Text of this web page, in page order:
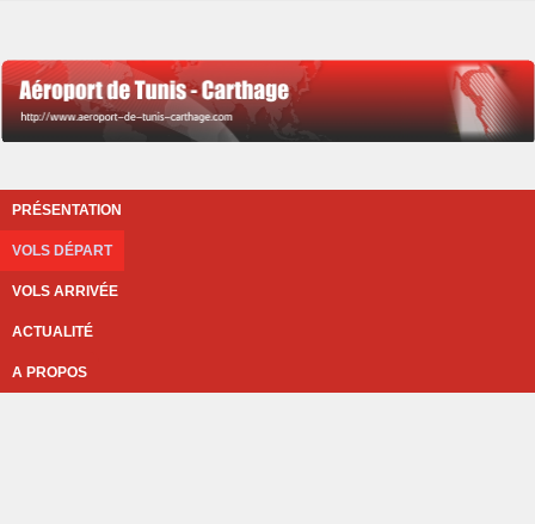
PRÉSENTATION
VOLS DÉPART
VOLS ARRIVÉE
ACTUALITÉ
A PROPOS